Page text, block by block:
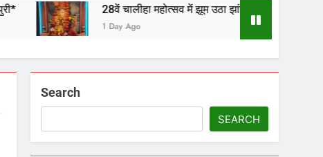
28वें चालीहा महोत्सव में झूम उठा झांसी, ग्वालियर और डबरा के कलाकारों
1 Day Ago
Search
SEARCH